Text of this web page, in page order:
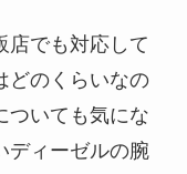
店でも対応して
どのくらいなの
ついても気にな
ディーゼルの腕